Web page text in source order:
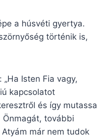
a húsvéti gyertya.
történik is,
Isten Fia vagy,
kapcsolatot
és így mutassa
további
már nem tudok